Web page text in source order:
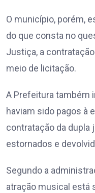
O município, porém,
do que consta no
Justiça, a
meio de licitação.
A Prefeitura também
haviam sido pagos à
contratação da dupla
estornados e
Segundo a
atração musical está